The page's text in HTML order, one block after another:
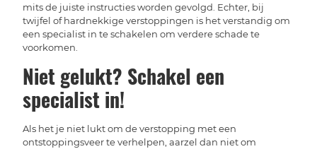
mits de juiste instructies worden gevolgd. Echter, bij
twijfel of hardnekkige verstoppingen is het verstandig om
een specialist in te schakelen om verdere schade te
voorkomen.
Niet gelukt? Schakel een
specialist in!
Als het je niet lukt om de verstopping met een
ontstoppingsveer te verhelpen, aarzel dan niet om